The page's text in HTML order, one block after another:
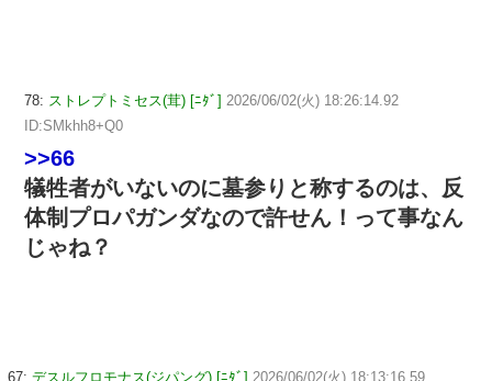
78: ストレプトミセス(茸) [ﾆﾀﾞ] 2026/06/02(火) 18:26:14.92
ID:SMkhh8+Q0
>>66
犠牲者がいないのに墓参りと称するのは、反
体制プロパガンダなので許せん！って事なん
じゃね？
67: デスルフロモナス(ジパング) [ﾆﾀﾞ] 2026/06/02(火) 18:13:16.59